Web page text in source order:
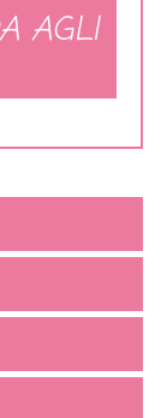
AGLI